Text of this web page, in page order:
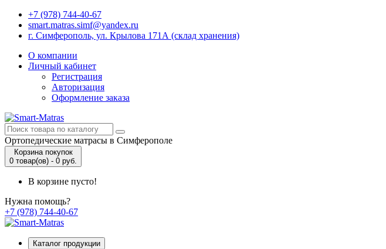
+7 (978) 744-40-67
smart.matras.simf@yandex.ru
г. Симферополь, ул. Крылова 171А (склад хранения)
О компании
Личный кабинет
Регистрация
Авторизация
Оформление заказа
Ортопедические матрасы в Симферополе
Корзина покупок
0 товар(ов) - 0 руб.
В корзине пусто!
Нужна помощь?
+7 (978) 744-40-67
Каталог продукции